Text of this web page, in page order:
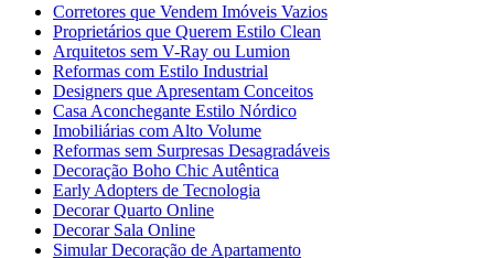
Corretores que Vendem Imóveis Vazios
Proprietários que Querem Estilo Clean
Arquitetos sem V-Ray ou Lumion
Reformas com Estilo Industrial
Designers que Apresentam Conceitos
Casa Aconchegante Estilo Nórdico
Imobiliárias com Alto Volume
Reformas sem Surpresas Desagradáveis
Decoração Boho Chic Autêntica
Early Adopters de Tecnologia
Decorar Quarto Online
Decorar Sala Online
Simular Decoração de Apartamento